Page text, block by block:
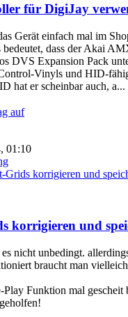
für DigiJay
Gerät einfach mal im
bedeutet, dass der Akai
DVS Expansion Pack
Vinyls und HID-
hat er scheinbar auch, a...
auf
01:10
Grids korrigieren und
korrigieren und
nicht unbedingt.
braucht man
Funktion mal gescheit